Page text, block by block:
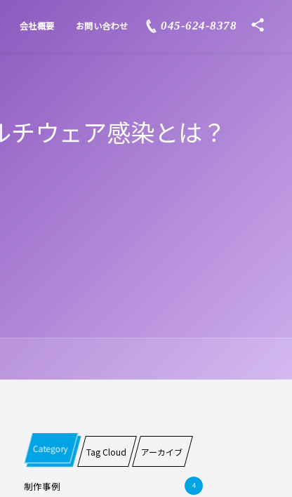
会社概要 お問い合わせ 045-624-8378
ウェア感染とは？
Category Tag Cloud アーカイブ
制作事例 4